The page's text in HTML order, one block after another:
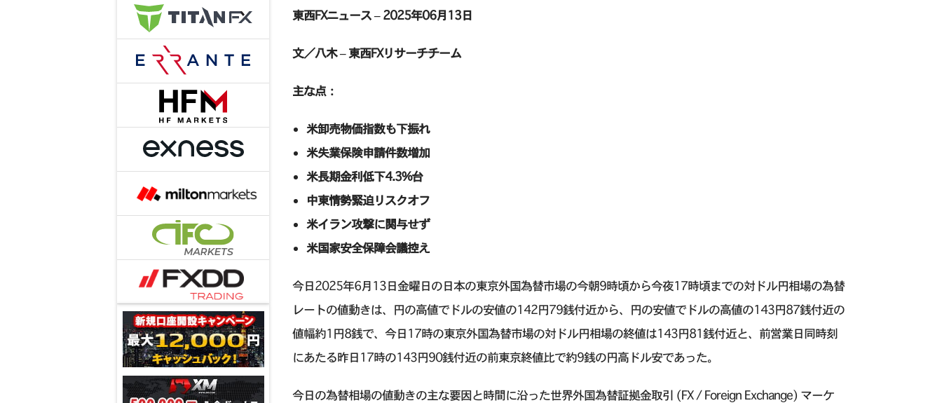
東西FXニュース – 2025年06月13日
文／八木 – 東西FXリサーチチーム
主な点：
米卸売物価指数も下振れ
米失業保険申請件数増加
米長期金利低下4.3%台
中東情勢緊迫リスクオフ
米イラン攻撃に関与せず
米国家安全保障会議控え
今日2025年6月13日金曜日の日本の東京外国為替市場の今朝9時頃から今夜17時頃までの対ドル円相場の為替
レートの値動きは、円の高値でドルの安値の142円79銭付近から、円の安値でドルの高値の143円87銭付近の
値幅約1円8銭で、今日17時の東京外国為替市場の対ドル円相場の終値は143円81銭付近と、前営業日同時刻
にあたる昨日17時の143円90銭付近の前東京終値比で約9銭の円高ドル安であった。
今日の為替相場の値動きの主な要因と時間に沿った世界外国為替証拠金取引 (FX / Foreign Exchange) マーケ